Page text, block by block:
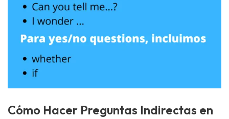
Cómo Hacer Preguntas Indirectas en